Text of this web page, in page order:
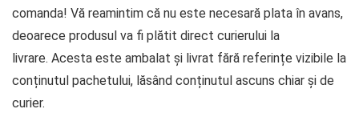
comanda! Vă reamintim că nu este necesară plata în avans,
deoarece produsul va fi plătit direct curierului la
livrare. Acesta este ambalat și livrat fără referințe vizibile la
conținutul pachetului, lăsând conținutul ascuns chiar și de
curier.